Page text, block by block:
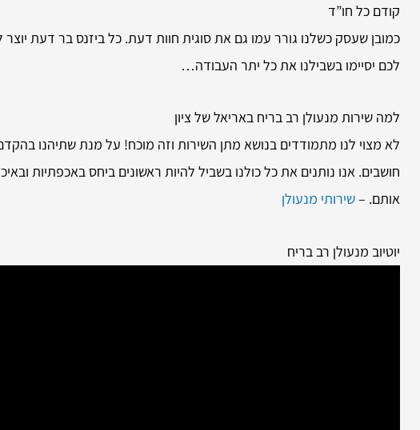
קודם כל חו”ד
כמובן שעסק כשלנו גורר עמו גם את סוגית חוות דעת. כל ביזנס בר דעת
לכם יסיימו בשבילנו את כל יתר העבודה…
למה שירות מנעולן רב בריח באריאל של ציון
לא מצוי לנו מתמודדים בנושא מתן השירות וזה מוכח! על מנת שתיהנו
חושבים. אנו נותנים את כל כולנו בשביל להיות ראשונים ביחס באכפתיות
אותם. –שירותי מנעולן
יוטיוב מנעולן רב בריח